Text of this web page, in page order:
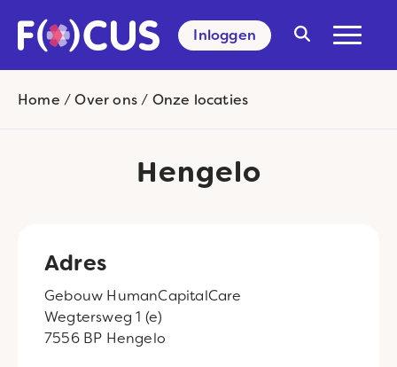
Inloggen
Home /Over ons / Onze locaties
Hengelo
Adres
Gebouw HumanCapitalCare
Wegtersweg 1 (e)
7556 BP Hengelo